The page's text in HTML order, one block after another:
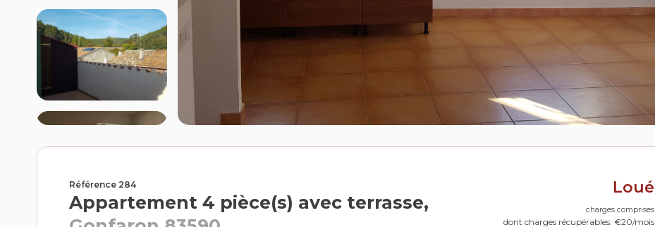
Référence 284
Appartement 4 pièce(s) avec terrasse,
Loué
charges comprises
dont charges récupérables: €20/mois